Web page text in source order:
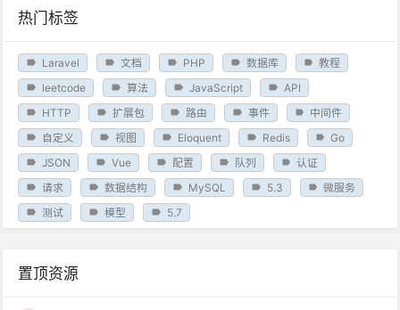
热门标签
Laravel 文档 PHP 数据库
教程
leetcode
算法 JavaScript
API
HTTP
扩展包 路由 事件
中间件
自定义
视图 Eloquent Redis
Go
JSON
Vue 配置 队列
认证
请求
数据结构 MySQL 5.3
微服务
测试
模型 5.7
置顶资源